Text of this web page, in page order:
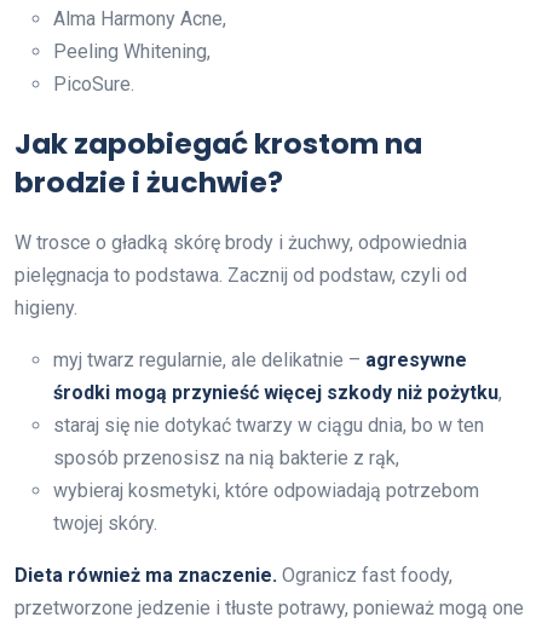
Alma Harmony Acne,
Peeling Whitening,
PicoSure.
Jak zapobiegać krostom na
brodzie i żuchwie?
W trosce o gładką skórę brody i żuchwy, odpowiednia
pielęgnacja to podstawa. Zacznij od podstaw, czyli od
higieny.
myj twarz regularnie, ale delikatnie – agresywne
środki mogą przynieść więcej szkody niż pożytku,
staraj się nie dotykać twarzy w ciągu dnia, bo w ten
sposób przenosisz na nią bakterie z rąk,
wybieraj kosmetyki, które odpowiadają potrzebom
twojej skóry.
Dieta również ma znaczenie. Ogranicz fast foody,
przetworzone jedzenie i tłuste potrawy, ponieważ mogą one